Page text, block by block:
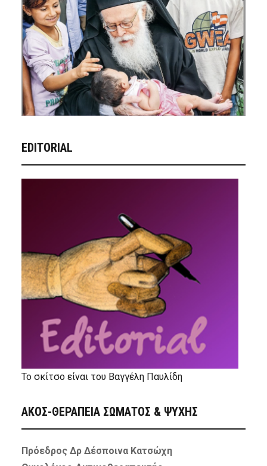
EDITORIAL
Το σκίτσο είναι του Βαγγέλη Παυλίδη
ΑΚΟΣ-ΘΕΡΑΠΕΙΑ ΣΩΜΑΤΟΣ & ΨΥΧΗΣ
Πρόεδρος Δρ Δέσποινα Κατσώχη